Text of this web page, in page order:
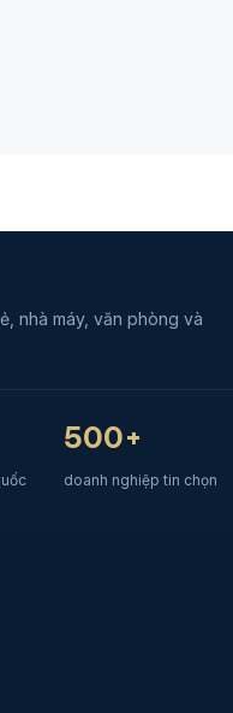
nhà máy, văn phòng và
500+
doanh nghiệp tin chọn